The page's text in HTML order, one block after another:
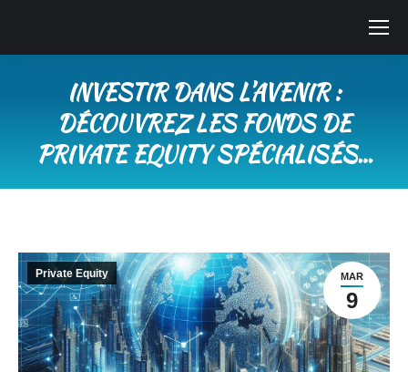
INVESTIR DANS L’AVENIR :
DÉCOUVREZ LES FONDS DE
PRIVATE EQUITY SPÉCIALISÉS…
MAR
9
Private Equity